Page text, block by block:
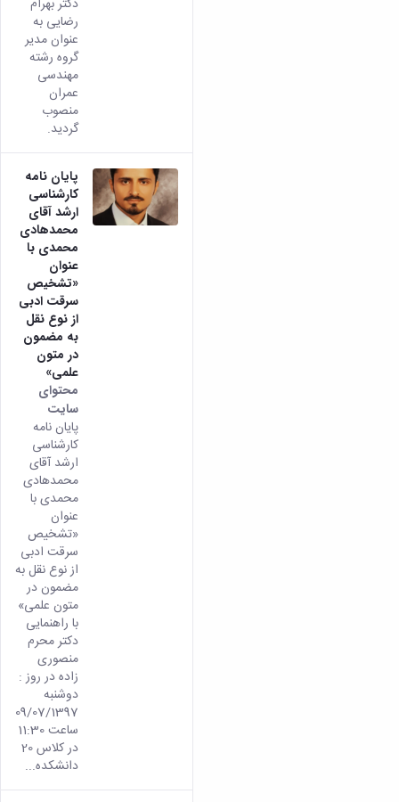
رضایی به
عنوان مدیر
گروه رشته
مهندسی
عمران
منصوب
گردید.
پایان نامه
کارشناسی
ارشد آقای
محمدهادی
محمدی با
عنوان
«تشخیص
سرقت ادبی
از نوع نقل
به مضمون
در متون
علمی»
محتوای
سایت
پایان نامه
کارشناسی
ارشد آقای
محمدهادی
محمدی با
عنوان
«تشخیص
سرقت ادبی
از نوع نقل به
مضمون در
متون علمی»
با راهنمایی
دکتر محرم
منصوری
زاده در روز :
دوشنبه
09/07/1397
ساعت 11:30
در کلاس 20
دانشکده...